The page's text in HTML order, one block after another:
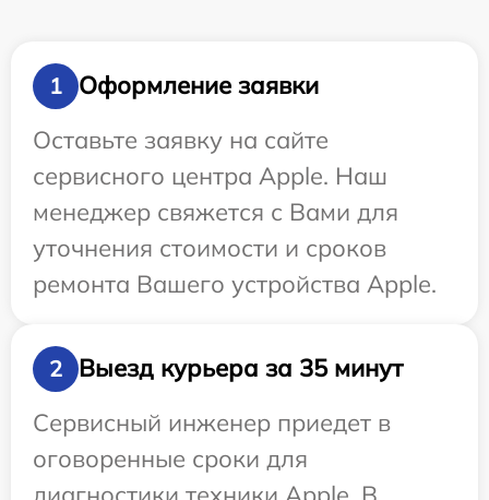
1
Оформление заявки
Оставьте заявку на сайте
сервисного центра Apple. Наш
менеджер свяжется с Вами для
уточнения стоимости и сроков
ремонта Вашего устройства Apple.
2
Выезд курьера за 35 минут
Сервисный инженер приедет в
оговоренные сроки для